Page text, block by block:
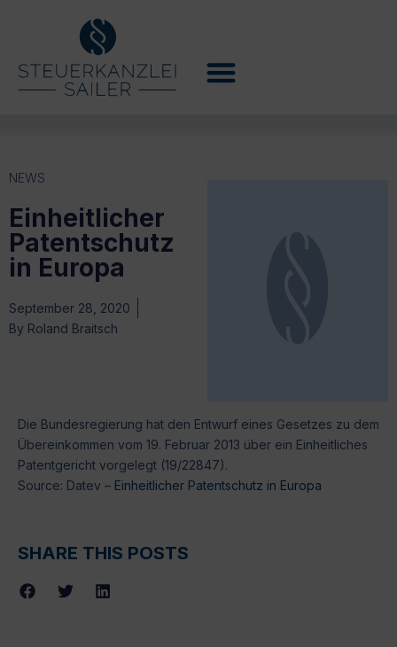
NEWS
Einheitlicher
Patentschutz
in Europa
September 28, 2020
By Roland Braitsch
Die Bundesregierung hat den Entwurf eines Gesetzes zu dem
Übereinkommen vom 19. Februar 2013 über ein Einheitliches
Patentgericht vorgelegt (19/22847).
Source: Datev – Einheitlicher Patentschutz in Europa
SHARE THIS POSTS